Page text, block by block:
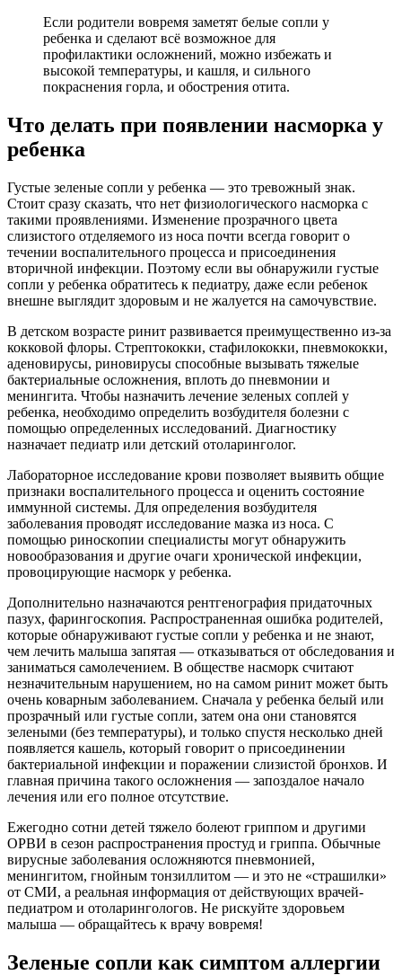
Если родители вовремя заметят белые сопли у
ребенка и сделают всё возможное для
профилактики осложнений, можно избежать и
высокой температуры, и кашля, и сильного
покраснения горла, и обострения отита.
Что делать при появлении насморка у
ребенка
Густые зеленые сопли у ребенка — это тревожный знак.
Стоит сразу сказать, что нет физиологического насморка с
такими проявлениями. Изменение прозрачного цвета
слизистого отделяемого из носа почти всегда говорит о
течении воспалительного процесса и присоединения
вторичной инфекции. Поэтому если вы обнаружили густые
сопли у ребенка обратитесь к педиатру, даже если ребенок
внешне выглядит здоровым и не жалуется на самочувствие.
В детском возрасте ринит развивается преимущественно из-за
кокковой флоры. Стрептококки, стафилококки, пневмококки,
аденовирусы, риновирусы способные вызывать тяжелые
бактериальные осложнения, вплоть до пневмонии и
менингита. Чтобы назначить лечение зеленых соплей у
ребенка, необходимо определить возбудителя болезни с
помощью определенных исследований. Диагностику
назначает педиатр или детский отоларинголог.
Лабораторное исследование крови позволяет выявить общие
признаки воспалительного процесса и оценить состояние
иммунной системы. Для определения возбудителя
заболевания проводят исследование мазка из носа. С
помощью риноскопии специалисты могут обнаружить
новообразования и другие очаги хронической инфекции,
провоцирующие насморк у ребенка.
Дополнительно назначаются рентгенография придаточных
пазух, фарингоскопия. Распространенная ошибка родителей,
которые обнаруживают густые сопли у ребенка и не знают,
чем лечить малыша запятая — отказываться от обследования и
заниматься самолечением. В обществе насморк считают
незначительным нарушением, но на самом ринит может быть
очень коварным заболеванием. Сначала у ребенка белый или
прозрачный или густые сопли, затем она они становятся
зелеными (без температуры), и только спустя несколько дней
появляется кашель, который говорит о присоединении
бактериальной инфекции и поражении слизистой бронхов. И
главная причина такого осложнения — запоздалое начало
лечения или его полное отсутствие.
Ежегодно сотни детей тяжело болеют гриппом и другими
ОРВИ в сезон распространения простуд и гриппа. Обычные
вирусные заболевания осложняются пневмонией,
менингитом, гнойным тонзиллитом — и это не «страшилки»
от СМИ, а реальная информация от действующих врачей-
педиатром и отоларингологов. Не рискуйте здоровьем
малыша — обращайтесь к врачу вовремя!
Зеленые сопли как симптом аллергии